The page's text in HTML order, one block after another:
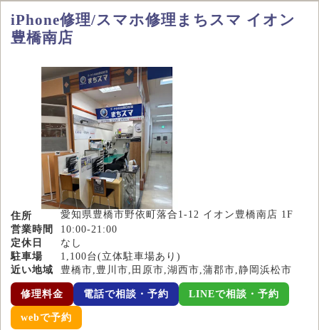
iPhone修理/スマホ修理まちスマ イオン
豊橋南店
住所
愛知県豊橋市野依町落合1-12 イオン豊橋南店 1F
営業時間
10:00-21:00
定休日
なし
駐車場
1,100台(立体駐車場あり)
近い地域
豊橋市,豊川市,田原市,湖西市,蒲郡市,静岡浜松市
修理料金 電話で相談・予約 LINEで相談・予約
webで予約